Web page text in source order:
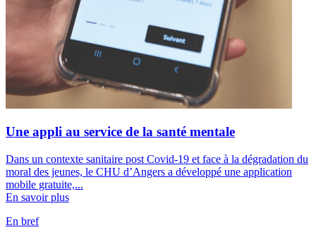
Une appli au service de la santé mentale
Dans un contexte sanitaire post Covid-19 et face à la dégradation du
moral des jeunes, le CHU d’Angers a développé une application
mobile gratuite,...
En savoir plus
En bref